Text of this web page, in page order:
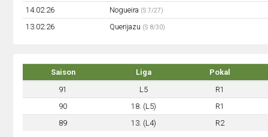
14.02.26
Nogueira (S 7/27)
13.02.26
Querijazu (S 8/30)
Saison Liga Pokal
91
L5 R1
90
18. (L5) R1
89
13. (L4) R2